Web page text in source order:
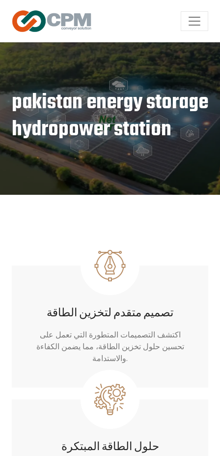
pakistan energy storage
hydropower station
تصميم متقدم لتخزين الطاقة
اكتشف التصميمات المتطورة التي تعمل على
تحسين حلول تخزين الطاقة، مما يضمن الكفاءة
والاستدامة.
حلول الطاقة المبتكرة